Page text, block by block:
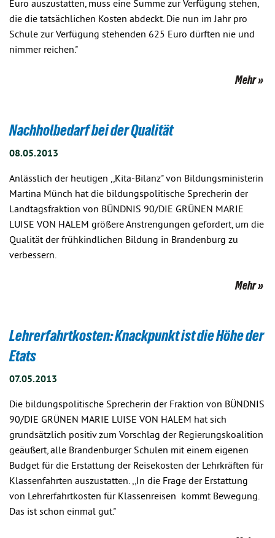
Euro auszustatten, muss eine Summe zur Verfügung stehen,
die die tatsächlichen Kosten abdeckt. Die nun im Jahr pro
Schule zur Verfügung stehenden 625 Euro dürften nie und
nimmer reichen."
Mehr
Nachholbedarf bei der Qualität
08.05.2013
Anlässlich der heutigen ,,Kita-Bilanz" von Bildungsministerin
Martina Münch hat die bildungspolitische Sprecherin der
Landtagsfraktion von BÜNDNIS 90/DIE GRÜNEN MARIE
LUISE VON HALEM größere Anstrengungen gefordert, um die
Qualität der frühkindlichen Bildung in Brandenburg zu
verbessern.
Mehr
Lehrerfahrtkosten: Knackpunkt ist die Höhe der
Etats
07.05.2013
Die bildungspolitische Sprecherin der Fraktion von BÜNDNIS
90/DIE GRÜNEN MARIE LUISE VON HALEM hat sich
grundsätzlich positiv zum Vorschlag der Regierungskoalition
geäußert, alle Brandenburger Schulen mit einem eigenen
Budget für die Erstattung der Reisekosten der Lehrkräften für
Klassenfahrten auszustatten. ,,In die Frage der Erstattung
von Lehrerfahrtkosten für Klassenreisen kommt Bewegung.
Das ist schon einmal gut."